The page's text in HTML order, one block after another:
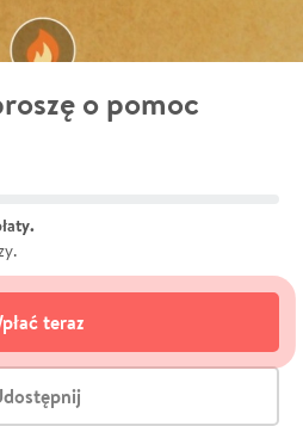
o pomoc
teraz